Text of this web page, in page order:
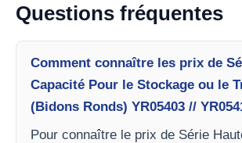
Questions fréquentes
Comment connaître les prix de
Capacité Pour le Stockage ou le
(Bidons Ronds) YR05403 //
Pour connaître le prix de Série